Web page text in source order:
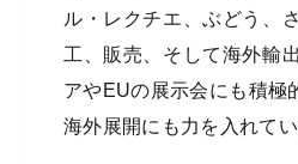
ル・レクチエ、ぶどう、
工、販売、そして海外輸
アやEUの展示会にも積極
海外展開にも力を入れてい